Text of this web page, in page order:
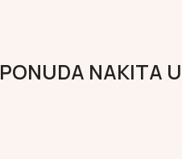
PONUDA NAKITA